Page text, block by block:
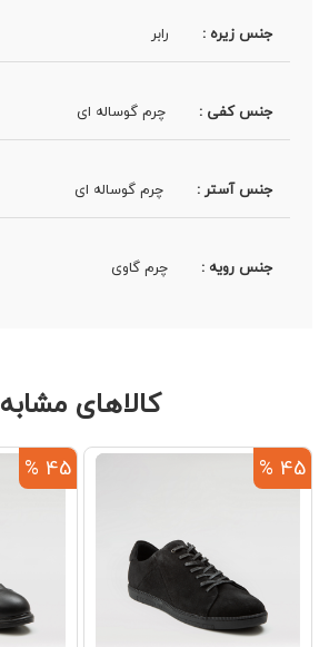
جنس زیره : رابر
جنس کفی : چرم گوساله ای
جنس آستر : چرم گوساله ای
جنس رویه : چرم گاوی
کالاهای مشابه
45 %
45 %